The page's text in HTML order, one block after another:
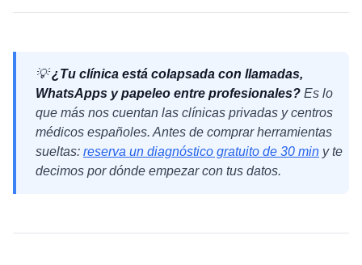
💡¿Tu clínica está colapsada con llamadas,
WhatsApps y papeleo entre profesionales? Es lo
que más nos cuentan las clínicas privadas y centros
médicos españoles. Antes de comprar herramientas
sueltas: reserva un diagnóstico gratuito de 30 min y te
decimos por dónde empezar con tus datos.